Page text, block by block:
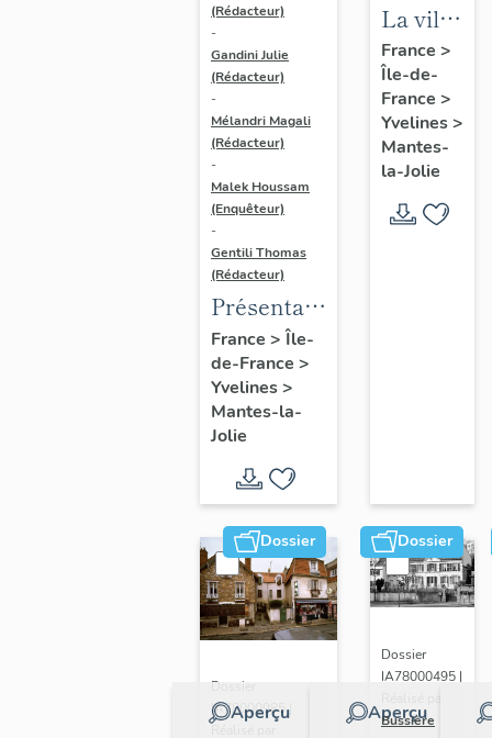
(Rédacteur)
-
Gandini Julie
(Rédacteur)
-
Mélandri Magali
(Rédacteur)
-
Malek Houssam
(Enquêteur)
-
Gentili Thomas
(Rédacteur)
Présentation
de l'étude
France > Île-
de-France >
Yvelines>
Mantes-la-
Jolie
La ville
de
Mantes-
la-Jolie
France >
Île-de-
France >
Yvelines>
Mantes-
la-Jolie
Dossier
Aperçu
Dossier
IA78000985 |
Dossier
Aperçu
Dossier
IA78000495 |
Bussière